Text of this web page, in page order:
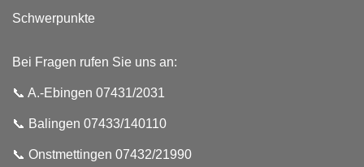
Schwerpunkte
Bei Fragen rufen Sie uns an:
📞 A.-Ebingen 07431/2031
📞 Balingen 07433/140110
📞 Onstmettingen 07432/21990